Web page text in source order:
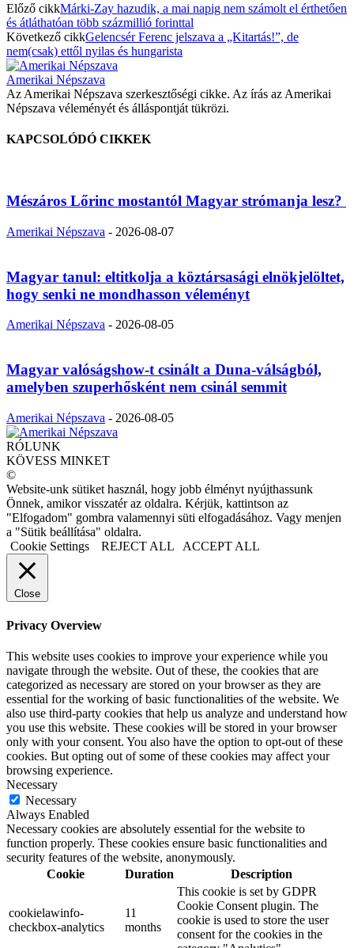
Előző cikkMárki-Zay hazudik, a mai napig nem számolt el érthetően
és átláthatóan több százmillió forinttal
Következő cikkGelencsér Ferenc jelszava a „Kitartás!”, de
nem(csak) ettől nyilas és hungarista
Amerikai Népszava
Az Amerikai Népszava szerkesztőségi cikke. Az írás az Amerikai
Népszava véleményét és álláspontját tükrözi.
KAPCSOLÓDÓ CIKKEK
Mészáros Lőrinc mostantól Magyar strómanja lesz?
Amerikai Népszava - 2026-08-07
Magyar tanul: eltitkolja a köztársasági elnökjelöltet,
hogy senki ne mondhasson véleményt
Amerikai Népszava - 2026-08-05
Magyar valóságshow-t csinált a Duna-válságból,
amelyben szuperhősként nem csinál semmit
Amerikai Népszava - 2026-08-05
RÓLUNK
KÖVESS MINKET
©
Website-unk sütiket használ, hogy jobb élményt nyújthassunk
Önnek, amikor visszatér az oldalra. Kérjük, kattintson az
"Elfogadom" gombra valamennyi süti elfogadásához. Vagy menjen
a "Sütik beállítása" oldalra.
Cookie Settings
REJECT ALL ACCEPT ALL
Close
Privacy Overview
This website uses cookies to improve your experience while you
navigate through the website. Out of these, the cookies that are
categorized as necessary are stored on your browser as they are
essential for the working of basic functionalities of the website. We
also use third-party cookies that help us analyze and understand how
you use this website. These cookies will be stored in your browser
only with your consent. You also have the option to opt-out of these
cookies. But opting out of some of these cookies may affect your
browsing experience.
Necessary
Necessary
Always Enabled
Necessary cookies are absolutely essential for the website to
function properly. These cookies ensure basic functionalities and
security features of the website, anonymously.
Cookie
Duration Description
cookielawinfo-
checkbox-analytics
11
months
This cookie is set by GDPR
Cookie Consent plugin. The
cookie is used to store the user
consent for the cookies in the